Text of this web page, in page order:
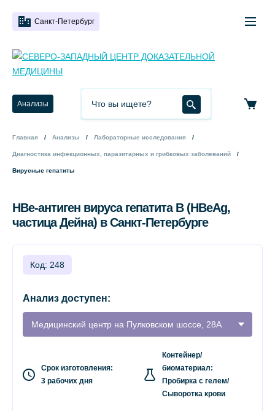
Санкт-Петербург
Анализы
Главная Анализы Лабораторные исследования
Диагностика инфекционных, паразитарных и грибковых заболеваний
Вирусные гепатиты
HBe-антиген вируса гепатита B (HBeAg,
частица Дейна) в Санкт-Петербурге
Код: 248
Анализ доступен:
Медицинский центр на Пулковском шоссе, 28А
Срок изготовления:
3 рабочих дня
Контейнер/
биоматериал:
Пробирка с гелем/
Сыворотка крови